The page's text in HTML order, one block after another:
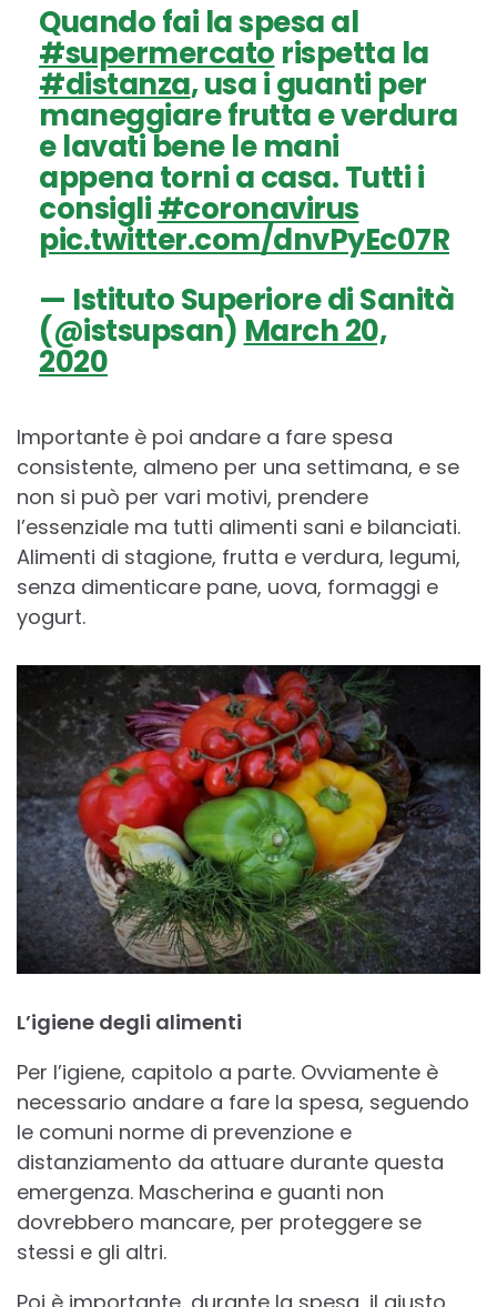
Quando fai la spesa al
#supermercato rispetta la
#distanza, usa i guanti per
maneggiare frutta e verdura
e lavati bene le mani
appena torni a casa. Tutti i
consigli#coronavirus
pic.twitter.com/dnvPyEc07R
— Istituto Superiore di Sanità
(@istsupsan) March 20,
2020
Importante è poi andare a fare spesa
consistente, almeno per una settimana, e se
non si può per vari motivi, prendere
l’essenziale ma tutti alimenti sani e bilanciati.
Alimenti di stagione, frutta e verdura, legumi,
senza dimenticare pane, uova, formaggi e
yogurt.
L’igiene degli alimenti
Per l’igiene, capitolo a parte. Ovviamente è
necessario andare a fare la spesa, seguendo
le comuni norme di prevenzione e
distanziamento da attuare durante questa
emergenza. Mascherina e guanti non
dovrebbero mancare, per proteggere se
stessi e gli altri.